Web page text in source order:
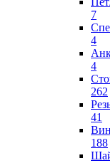
7
4
4
262
41
188